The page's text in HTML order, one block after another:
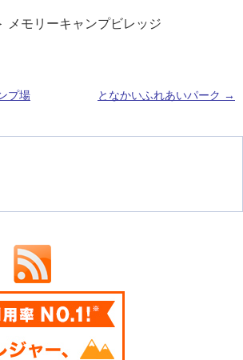
メモリーキャンプビレッジ
プ場 となかいふれあいパーク →